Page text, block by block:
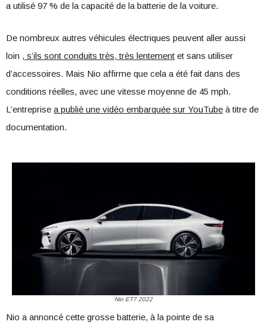
a utilisé 97 % de la capacité de la batterie de la voiture.
De nombreux autres véhicules électriques peuvent aller aussi
loin , s’ils sont conduits très, très lentement et sans utiliser
d’accessoires. Mais Nio affirme que cela a été fait dans des
conditions réelles, avec une vitesse moyenne de 45 mph.
L’entreprise a publié une vidéo embarquée sur YouTube à titre de
documentation.
Nio ET7 2022
Nio a annoncé cette grosse batterie, à la pointe de sa